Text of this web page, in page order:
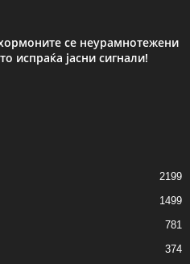
се неурамнотежени
испраќа јасни сигнали!
2199
1499
781
374